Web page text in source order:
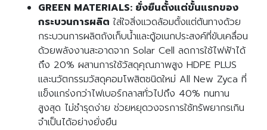
GREEN MATERIALS: ยั่งยืนตั้งแต่ขั้นแรกของ
กระบวนการผลิต ใส่ใจสิ่งแวดล้อมตั้งแต่ต้นทางด้วย
กระบวนการผลิตถังเก็บน้ำและตู้อเนกประสงค์ที่ขับเคลื่อน
ด้วยพลังงานสะอาดจาก Solar Cell ลดการใช้ไฟฟ้าได้
ถึง 20% ผสานการใช้วัสดุคุณภาพสูง HDPE PLUS
และนวัตกรรมวัสดุคอมโพสิตชนิดใหม่ All New Zyca ที่
แข็งแกร่งกว่าไฟเบอร์กลาสทั่วไปถึง 40% ทนทาน
สูงสุด ไม่ชำรุดง่าย ช่วยหยุดวงจรการใช้ทรัพยากรเกิน
จำเป็นได้อย่างยั่งยืน